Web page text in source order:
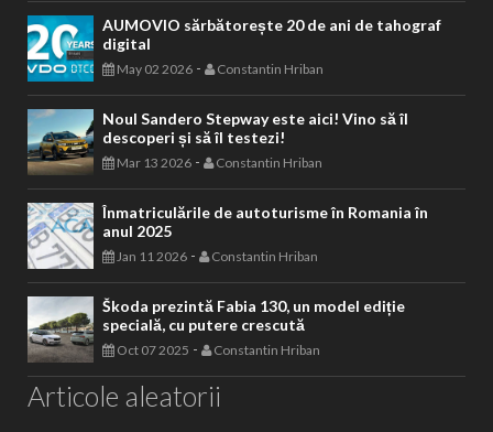
AUMOVIO sărbătorește 20 de ani de tahograf
digital
May 02 2026 - Constantin Hriban
Noul Sandero Stepway este aici! Vino să îl
descoperi și să îl testezi!
Mar 13 2026 - Constantin Hriban
Înmatriculările de autoturisme în Romania în
anul 2025
Jan 11 2026 - Constantin Hriban
Škoda prezintă Fabia 130, un model ediție
specială, cu putere crescută
Oct 07 2025 - Constantin Hriban
Articole aleatorii